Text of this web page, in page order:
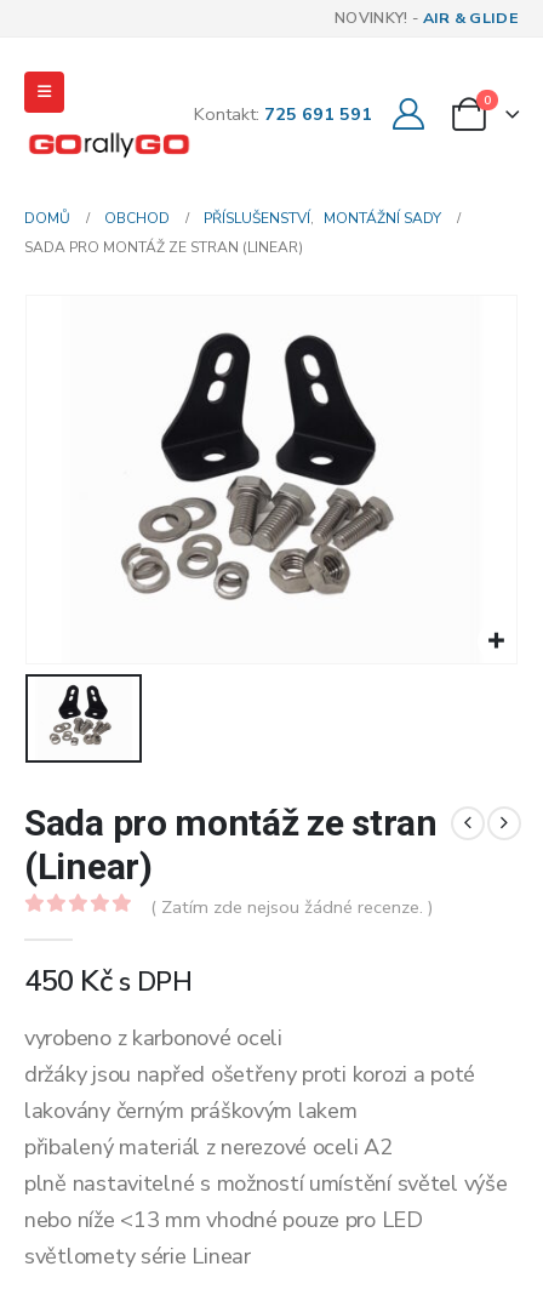
NOVINKY! - AIR & GLIDE
Kontakt: 725 691 591
0
DOMŮ OBCHOD PŘÍSLUŠENSTVÍ,
MONTÁŽNÍ SADY
SADA PRO MONTÁŽ ZE STRAN (LINEAR)
Sada pro montáž ze stran
(Linear)
( Zatím zde nejsou žádné recenze. )
450 Kčs DPH
vyrobeno z karbonové oceli
držáky jsou napřed ošetřeny proti korozi a poté
lakovány černým práškovým lakem
přibalený materiál z nerezové oceli A2
plně nastavitelné s možností umístění světel výše
nebo níže <13 mm vhodné pouze pro LED
světlomety série Linear